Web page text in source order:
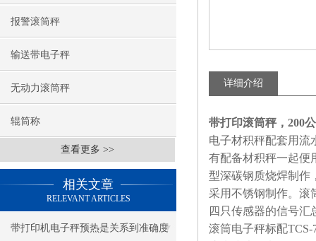
报警滚筒秤
输送带电子秤
无动力滚筒秤
辊筒称
查看更多 >>
相关文章
RELEVANT ARTICLES
带打印机电子秤预热是关系到准确度
详细介绍
带打印滚筒秤，200
电子材积秤配套用流
有配备材积秤一起便
型深碳钢质烧焊制作
采用不锈钢制作。滚
四只传感器的信号
滚筒电子秤标配TCS-